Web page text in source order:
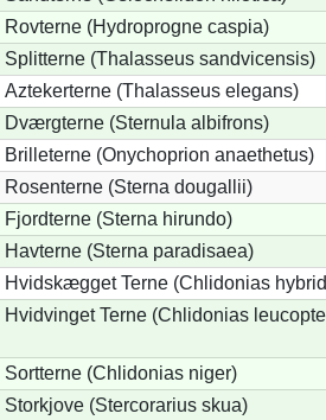
Rovterne (Hydroprogne caspia)
Splitterne (Thalasseus sandvicensis)
Aztekerterne (Thalasseus elegans)
Dværgterne (Sternula albifrons)
Brilleterne (Onychoprion anaethetus)
Rosenterne (Sterna dougallii)
Fjordterne (Sterna hirundo)
Havterne (Sterna paradisaea)
Hvidskægget Terne (Chlidonias
Hvidvinget Terne (Chlidonias
Sortterne (Chlidonias niger)
Storkjove (Stercorarius skua)